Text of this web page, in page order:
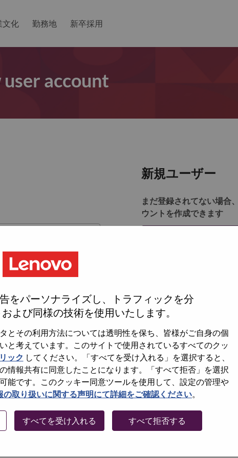
をパーソナライズし、トラフィックを分
よび同様の技術を使用いたします。
とその利用方法については透明性を保ち、皆様がご自身の個
と考えています。このサイトで使用されているすべてのクッ
ック してください。「すべてを受け入れる」を選択すると、
情報共有に同意したことになります。「すべて拒否」を選択
能です。このクッキー同意ツールを使用して、設定の管理や
の取り扱いに関する声明にて詳細をご確認ください。
すべてを受け入れる すべて拒否する
文化 勤務地 新卒採用
account
なたのメールアドレスは
」をクリックして頂け
、エラーの詳細内容と該
担当
ルの件名に「Applicant
りご連絡いたします。
新規ユーザー
まだ登録されてない場合
ウントを作成できます